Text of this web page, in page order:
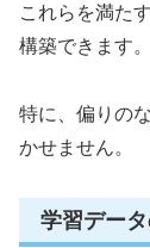
これらを満た
構築できます。
特に、偏りの
かせません。
学習デー